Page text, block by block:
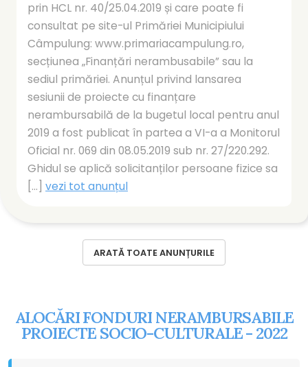
prin HCL nr. 40/25.04.2019 și care poate fi
consultat pe site-ul Primăriei Municipiului
Câmpulung: www.primariacampulung.ro,
secțiunea „Finanțări nerambusabile” sau la
sediul primăriei. Anunțul privind lansarea
sesiunii de proiecte cu finanțare
nerambursabilă de la bugetul local pentru anul
2019 a fost publicat în partea a VI-a a Monitorul
Oficial nr. 069 din 08.05.2019 sub nr. 27/220.292.
Ghidul se aplică solicitanților persoane fizice sa
[...] vezi tot anunțul
ARATĂ TOATE ANUNȚURILE
ALOCĂRI FONDURI NERAMBURSABILE
PROIECTE SOCIO-CULTURALE - 2022